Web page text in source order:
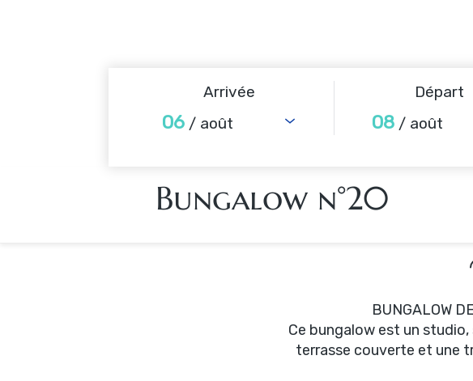
Arrivée
06 / août
Départ
08 / août
Bungalow n°20
BUNGALOW
Ce bungalow est un studio,
terrasse couverte et une